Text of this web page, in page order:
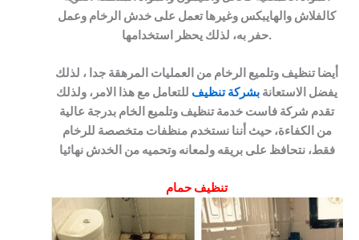
كالفلاش والهايبكس وغيرها تعمل على خدش الرخام وعمل
حفر به، لذلك يحظر استخدامها.
أيضا تنظيف وتلميع الرخام من العمليات المرهقة جدا ، لذلك
يفضل الاستعانة بشركة تنظيف للتعامل مع هذا الامر، ولذلك
تقدم شركة فاست خدمة تنظيف وتلميع الخام بدرجة عالية
من الكفاءة، حيث أننا نستخدم منظفات متخصصة للرخام
فقط، نتحافظ على بريقه ولمعانه وتحميه من الخدش نهائيا
تنظيف حمام